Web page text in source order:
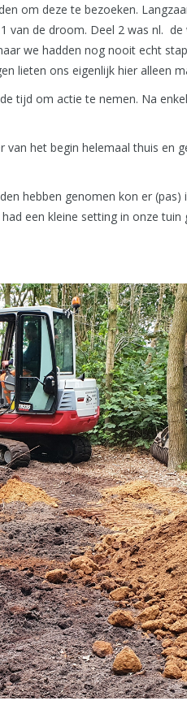
om deze te bezoeken.
van de droom. Deel 2 was nl.
we hadden nog nooit echt
lieten ons eigenlijk hier alleen
tijd om actie te nemen. Na
het begin helemaal thuis en
hebben genomen kon er
een kleine setting in onze